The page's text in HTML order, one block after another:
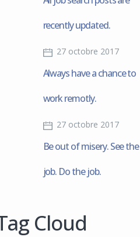
recently updated.
27 octobre 2017
Always have a chance to
work remotly.
27 octobre 2017
Be out of misery. See the
job. Do the job.
Cloud